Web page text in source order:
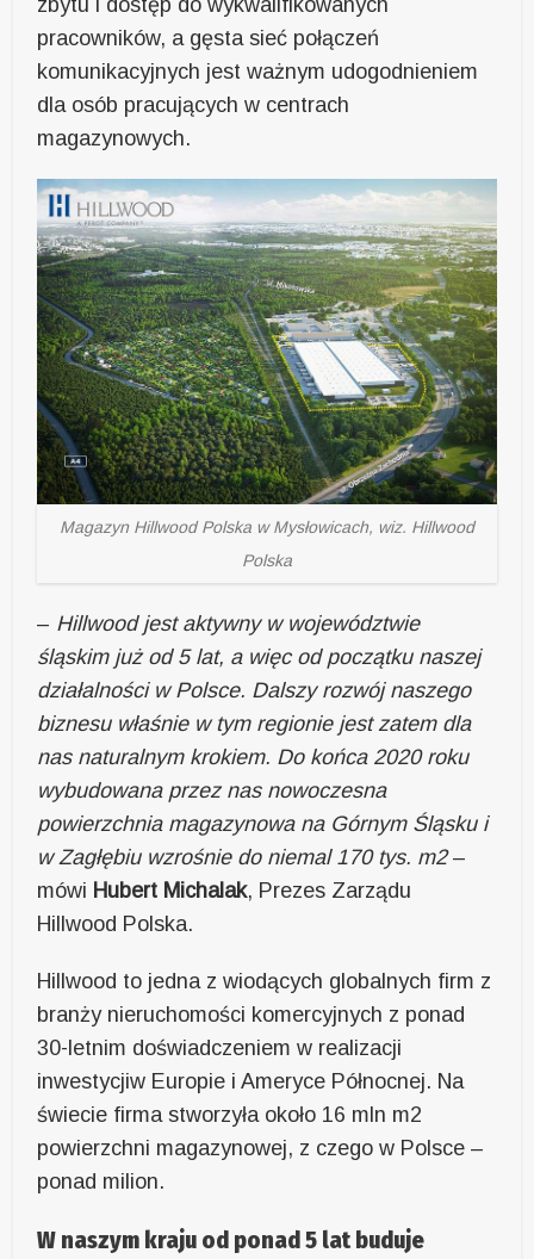
zbytu i dostęp do wykwalifikowanych
pracowników, a gęsta sieć połączeń
komunikacyjnych jest ważnym udogodnieniem
dla osób pracujących w centrach
magazynowych.
Magazyn Hillwood Polska w Mysłowicach, wiz. Hillwood
Polska
– Hillwood jest aktywny w województwie
śląskim już od 5 lat, a więc od początku naszej
działalności w Polsce. Dalszy rozwój naszego
biznesu właśnie w tym regionie jest zatem dla
nas naturalnym krokiem. Do końca 2020 roku
wybudowana przez nas nowoczesna
powierzchnia magazynowa na Górnym Śląsku i
w Zagłębiu wzrośnie do niemal 170 tys. m2–
mówi Hubert Michalak, Prezes Zarządu
Hillwood Polska.
Hillwood to jedna z wiodących globalnych firm z
branży nieruchomości komercyjnych z ponad
30-letnim doświadczeniem w realizacji
inwestycjiw Europie i Ameryce Północnej. Na
świecie firma stworzyła około 16 mln m2
powierzchni magazynowej, z czego w Polsce –
ponad milion.
W naszym kraju od ponad 5 lat buduje